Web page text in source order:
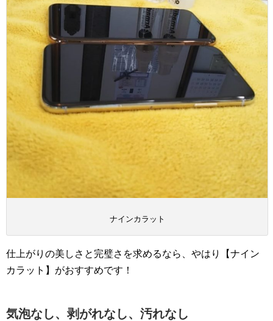
ナインカラット
仕上がりの美しさと完璧さを求めるなら、やはり【ナイン
カラット】がおすすめです！
気泡なし、剥がれなし、汚れなし